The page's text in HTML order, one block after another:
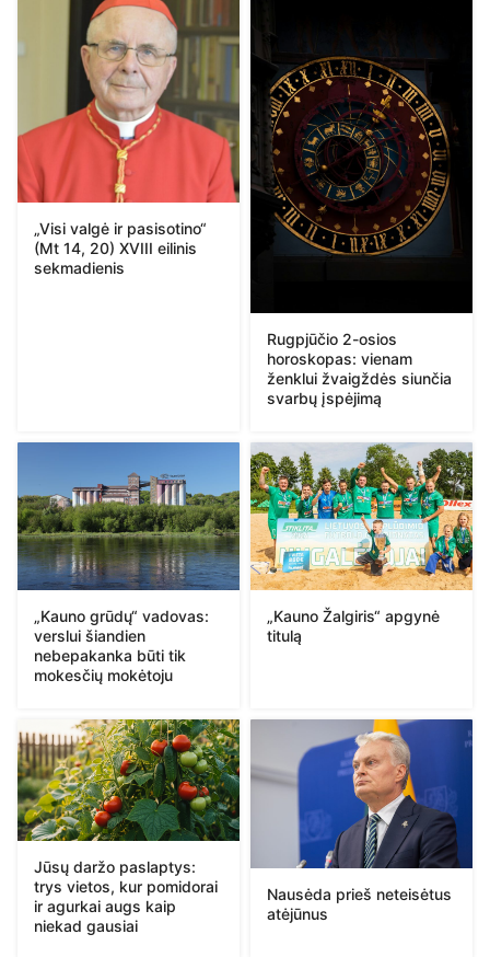
„Visi valgė ir pasisotino“
(Mt 14, 20) XVIII eilinis
sekmadienis
Rugpjūčio 2-osios
horoskopas: vienam
ženklui žvaigždės siunčia
svarbų įspėjimą
„Kauno grūdų“ vadovas:
verslui šiandien
nebepakanka būti tik
mokesčių mokėtoju
„Kauno Žalgiris“ apgynė
titulą
Jūsų daržo paslaptys:
trys vietos, kur pomidorai
ir agurkai augs kaip
niekad gausiai
Nausėda prieš neteisėtus
atėjūnus